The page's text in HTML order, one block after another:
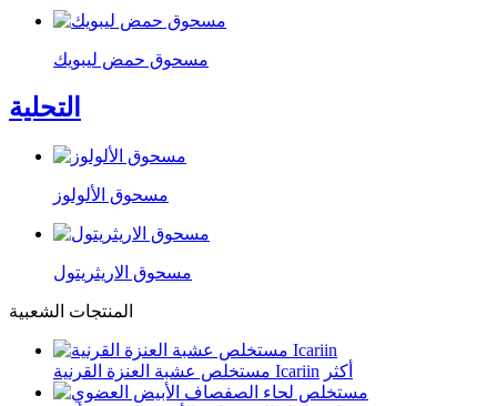
مسحوق حمض ليبويك
التحلية
مسحوق الألولوز
مسحوق الاريثريتول
المنتجات الشعبية
مستخلص عشبة العنزة القرنية Icariin أكثر